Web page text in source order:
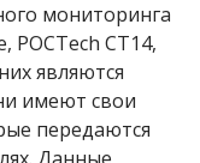
мониторинга
POCTech СТ14,
являются
имеют свои
передаются